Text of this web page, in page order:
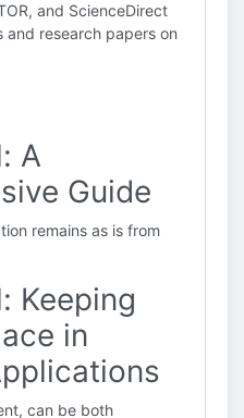
and ScienceDirect
research papers on
A
Guide
remains as is from
Keeping
in
can be both